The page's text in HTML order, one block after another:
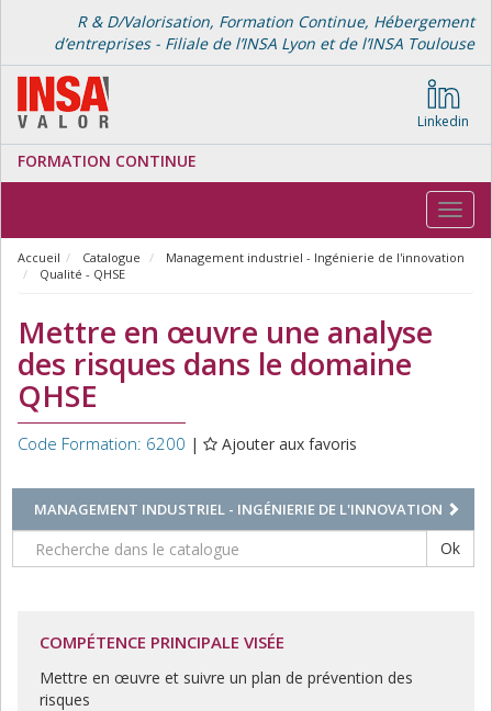
R & D/Valorisation, Formation Continue, Hébergement
d’entreprises - Filiale de l’INSA Lyon et de l’INSA Toulouse
Linkedin
FORMATION CONTINUE
Accueil Catalogue
Management industriel - Ingénierie de l'innovation
Qualité - QHSE
Mettre en œuvre une analyse
des risques dans le domaine
QHSE
Code Formation: 6200 | Ajouter aux favoris
MANAGEMENT INDUSTRIEL - INGÉNIERIE DE L'INNOVATION
Ok
COMPÉTENCE PRINCIPALE VISÉE
Mettre en œuvre et suivre un plan de prévention des
risques